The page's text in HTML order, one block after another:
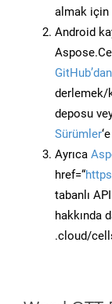
almak için
Android
derlemek/
deposu
Sürümler
Ayrıca
href=“
tabanlı
hakkında
.cloud/